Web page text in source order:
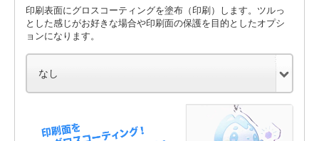
印刷表面にグロスコーティングを塗布（印刷）します。ツルっ
とした感じがお好きな場合や印刷面の保護を目的としたオプシ
ョンになります。